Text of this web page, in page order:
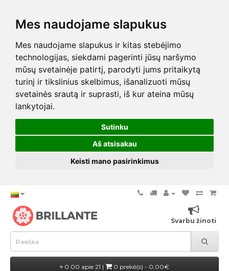
Mes naudojame slapukus
Mes naudojame slapukus ir kitas stebėjimo
technologijas, siekdami pagerinti jūsų naršymo
mūsų svetainėje patirtį, parodyti jums pritaikytą
turinį ir tikslinius skelbimus, išanalizuoti mūsų
svetainės srautą ir suprasti, iš kur ateina mūsų
lankytojai.
Sutinku
Aš atsisakau
Keisti mano pasirinkimus
Svarbu žinoti
0.00 apie 21 | 0 prekė(s) - 0,00€